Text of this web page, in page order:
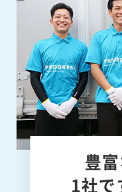
豊
1社で